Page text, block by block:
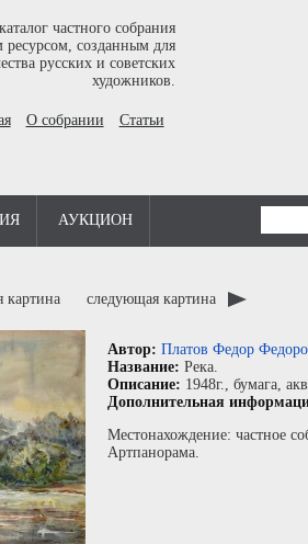
частного собрания
созданным для
русских и советских
художников.
О собрании Статьи
АУКЦИОН
картина следующая картина
Автор: Платов Федор
Название: Река.
Описание: 1948г., бумага,
Дополнительная
Местонахождение: частное
Артпанорама.